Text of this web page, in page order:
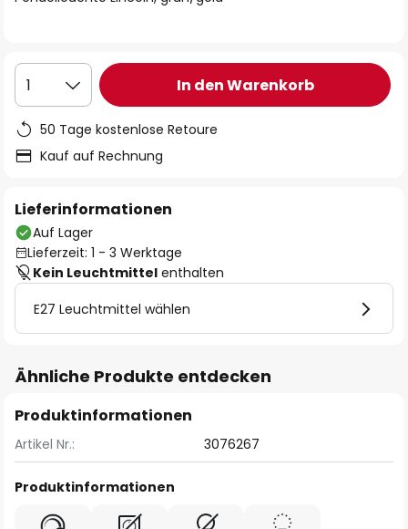
1 In den Warenkorb
50 Tage kostenlose Retoure
Kauf auf Rechnung
Lieferinformationen
Auf Lager
Lieferzeit: 1 - 3 Werktage
Kein Leuchtmittel enthalten
E27 Leuchtmittel wählen
Ähnliche Produkte entdecken
Produktinformationen
Artikel Nr.: 3076267
Produktinformationen